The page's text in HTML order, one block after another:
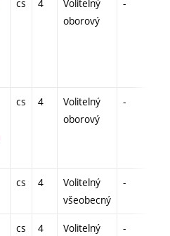
cs 4
Volitelný
oborový
-
cs 4
Volitelný
oborový
-
cs 4
Volitelný
všeobecný
-
cs 4
Volitelný
-